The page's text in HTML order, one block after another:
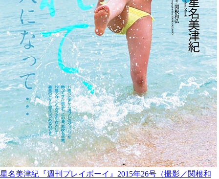
星名美津紀『週刊プレイボーイ』2015年26号（撮影／関根和